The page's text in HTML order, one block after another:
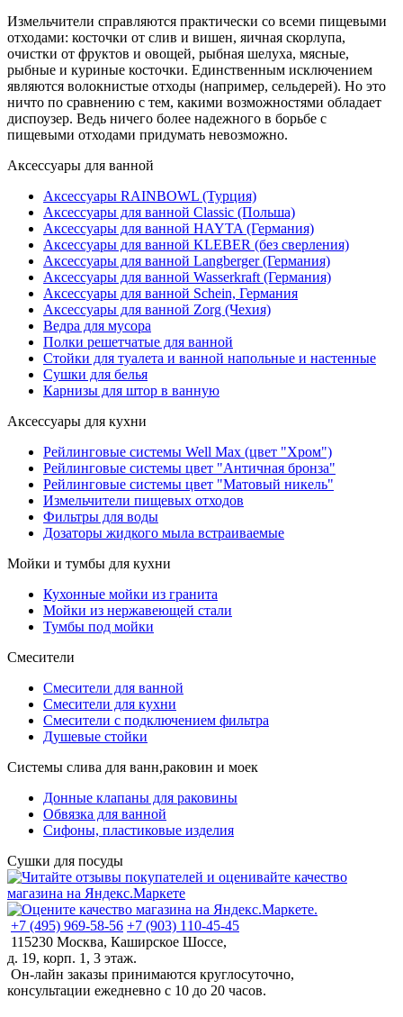
Измельчители справляются практически со всеми пищевыми
отходами: косточки от слив и вишен, яичная скорлупа,
очистки от фруктов и овощей, рыбная шелуха, мясные,
рыбные и куриные косточки. Единственным исключением
являются волокнистые отходы (например, сельдерей). Но это
ничто по сравнению с тем, какими возможностями обладает
диспоузер. Ведь ничего более надежного в борьбе с
пищевыми отходами придумать невозможно.
Аксессуары для ванной
Аксессуары RAINBOWL (Турция)
Аксессуары для ванной Classic (Польша)
Аксессуары для ванной HAYTA (Германия)
Аксессуары для ванной KLEBER (без сверления)
Аксессуары для ванной Langberger (Германия)
Аксессуары для ванной Wasserkraft (Германия)
Аксессуары для ванной Schein, Германия
Аксессуары для ванной Zorg (Чехия)
Ведра для мусора
Полки решетчатые для ванной
Стойки для туалета и ванной напольные и настенные
Сушки для белья
Карнизы для штор в ванную
Аксессуары для кухни
Рейлинговые системы Well Max (цвет "Хром")
Рейлинговые системы цвет "Античная бронза"
Рейлинговые системы цвет "Матовый никель"
Измельчители пищевых отходов
Фильтры для воды
Дозаторы жидкого мыла встраиваемые
Мойки и тумбы для кухни
Кухонные мойки из гранита
Мойки из нержавеющей стали
Тумбы под мойки
Смесители
Смесители для ванной
Смесители для кухни
Смесители с подключением фильтра
Душевые стойки
Системы слива для ванн,раковин и моек
Донные клапаны для раковины
Обвязка для ванной
Сифоны, пластиковые изделия
Сушки для посуды
+7 (495) 969-58-56 +7 (903) 110-45-45
115230 Москва, Каширское Шоссе,
д. 19, корп. 1, 3 этаж.
Он-лайн заказы принимаются круглосуточно,
консультации ежедневно с 10 до 20 часов.